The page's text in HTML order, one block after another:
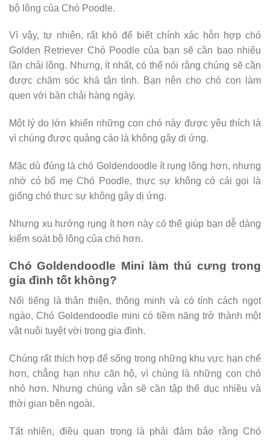
bộ lông của Chó Poodle.
Vì vậy, tự nhiên, rất khó để biết chính xác hỗn hợp chó
Golden Retriever Chó Poodle của bạn sẽ cần bao nhiêu
lần chải lông. Nhưng, ít nhất, có thể nói rằng chúng sẽ cần
được chăm sóc khá tận tình. Bạn nên cho chó con làm
quen với bàn chải hàng ngày.
Một lý do lớn khiến những con chó này được yêu thích là
vì chúng được quảng cáo là không gây dị ứng.
Mặc dù đúng là chó Goldendoodle ít rụng lông hơn, nhưng
nhờ có bố mẹ Chó Poodle, thực sự không có cái gọi là
giống chó thực sự không gây dị ứng.
Nhưng xu hướng rụng ít hơn này có thể giúp bạn dễ dàng
kiểm soát bộ lông của chó hơn.
Chó Goldendoodle Mini làm thú cưng trong
gia đình tốt không?
Nổi tiếng là thân thiện, thông minh và có tính cách ngọt
ngào, Chó Goldendoodle mini có tiềm năng trở thành một
vật nuôi tuyệt vời trong gia đình.
Chúng rất thích hợp để sống trong những khu vực hạn chế
hơn, chẳng hạn như căn hộ, vì chúng là những con chó
nhỏ hơn. Nhưng chúng vẫn sẽ cần tập thể dục nhiều và
thời gian bên ngoài.
Tất nhiên, điều quan trọng là phải đảm bảo rằng Chó